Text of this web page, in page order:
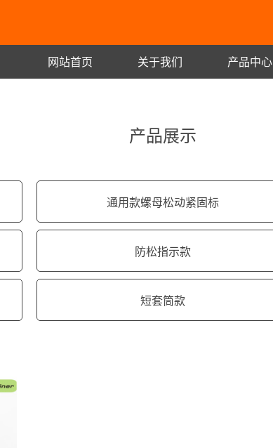
网站首页 关于我们 产品中心
产品展示
通用款螺母松动紧固标
防松指示款
短套筒款